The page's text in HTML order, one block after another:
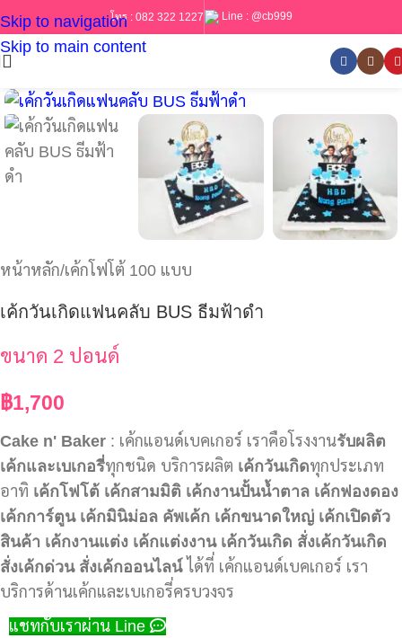
Skip to navigation
Skip to main content
โทร : 082 322 1227 Line : @cb999
หน้าหลัก/เค้กโฟโต้ 100 แบบ
เค้กวันเกิดแฟนคลับ BUS ธีมฟ้าดำ
ขนาด 2 ปอนด์
฿1,700
Cake n' Baker : เค้กแอนด์เบคเกอร์ เราคือโรงงานรับผลิต
เค้กและเบเกอรี่ทุกชนิด บริการผลิต เค้กวันเกิดทุกประเภท
อาทิ เค้กโฟโต้ เค้กสามมิติ เค้กงานปั้นน้ำตาล เค้กฟองดอง
เค้กการ์ตูน เค้กมินิม่อล คัพเค้ก เค้กขนาดใหญ่ เค้กเปิดตัว
สินค้า เค้กงานแต่ง เค้กแต่งงาน เค้กวันเกิด สั่งเค้กวันเกิด
สั่งเค้กด่วน สั่งเค้กออนไลน์ได้ที่ เค้กแอนด์เบคเกอร์ เรา
บริการด้านเค้กและเบเกอรี่ครบวงจร
แชทกับเราผ่าน Line